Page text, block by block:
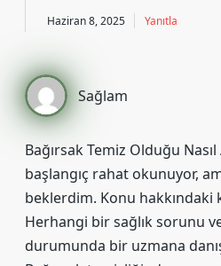
Haziran 8, 2025 Yanıtla
Sağlam
Bağırsak Temiz Olduğu
başlangıç rahat okunuyor,
beklerdim. Konu hakkındaki
Herhangi bir sağlık sorunu
durumunda bir uzmana